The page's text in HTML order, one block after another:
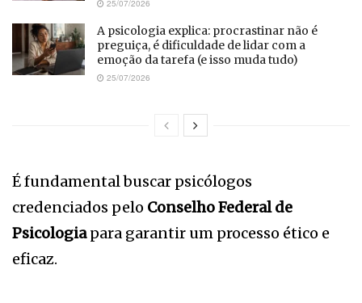
25/07/2026
A psicologia explica: procrastinar não é
preguiça, é dificuldade de lidar com a
emoção da tarefa (e isso muda tudo)
25/07/2026
É fundamental buscar psicólogos
credenciados pelo Conselho Federal de
Psicologiapara garantir um processo ético e
eficaz.